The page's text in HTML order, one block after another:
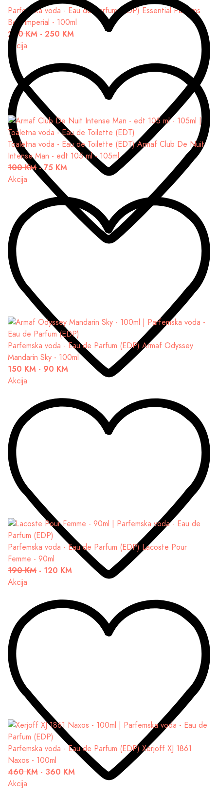
Parfemska voda - Eau de Parfum (EDP) Essential Parfums
Bois Imperial - 100ml
290 KM - 250 KM
Akcija
Toaletna voda - Eau de Toilette (EDT) Armaf Club De Nuit
Intense Man - edt 105 ml - 105ml
100 KM-75 KM
Akcija
Parfemska voda - Eau de Parfum (EDP) Armaf Odyssey
Mandarin Sky - 100ml
150 KM - 90 KM
Akcija
Parfemska voda - Eau de Parfum (EDP) Lacoste Pour
Femme - 90ml
190 KM - 120 KM
Akcija
Parfemska voda - Eau de Parfum (EDP) Xerjoff XJ 1861
Naxos - 100ml
460 KM - 360 KM
Akcija